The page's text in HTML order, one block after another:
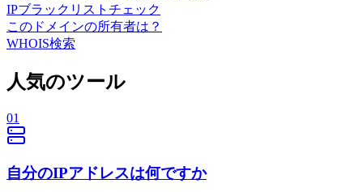
IPブラックリストチェック
このドメインの所有者は？
WHOIS検索
人気のツール
01
自分のIPアドレスは何ですか